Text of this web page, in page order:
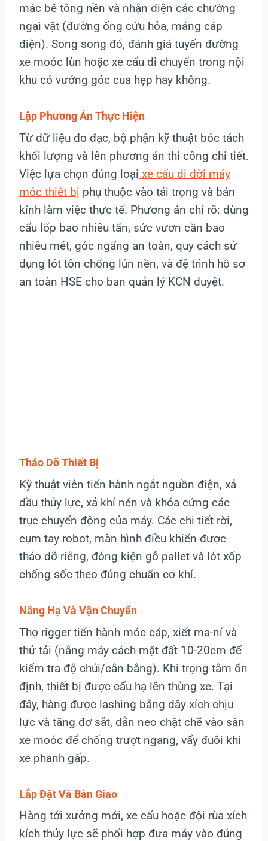
mác bê tông nền và nhận diện các chướng
ngại vật (đường ống cứu hỏa, máng cáp
điện). Song song đó, đánh giá tuyến đường
xe moóc lùn hoặc xe cẩu di chuyển trong nội
khu có vướng góc cua hẹp hay không.
Lập Phương Án Thực Hiện
Từ dữ liệu đo đạc, bộ phận kỹ thuật bóc tách
khối lượng và lên phương án thi công chi tiết.
Việc lựa chọn đúng loại xe cẩu di dời máy
móc thiết bị phụ thuộc vào tải trọng và bán
kính làm việc thực tế. Phương án chỉ rõ: dùng
cẩu lốp bao nhiêu tấn, sức vươn cần bao
nhiêu mét, góc ngẩng an toàn, quy cách sử
dụng lót tôn chống lún nền, và đệ trình hồ sơ
an toàn HSE cho ban quản lý KCN duyệt.
Tháo Dỡ Thiết Bị
Kỹ thuật viên tiến hành ngắt nguồn điện, xả
dầu thủy lực, xả khí nén và khóa cứng các
trục chuyển động của máy. Các chi tiết rời,
cụm tay robot, màn hình điều khiển được
tháo dỡ riêng, đóng kiện gỗ pallet và lót xốp
chống sốc theo đúng chuẩn cơ khí.
Nâng Hạ Và Vận Chuyển
Thợ rigger tiến hành móc cáp, xiết ma-ní và
thử tải (nâng máy cách mặt đất 10-20cm để
kiểm tra độ chúi/cân bằng). Khi trọng tâm ổn
định, thiết bị được cẩu hạ lên thùng xe. Tại
đây, hàng được lashing bằng dây xích chịu
lực và tăng đơ sắt, dằn neo chặt chẽ vào sàn
xe moóc để chống trượt ngang, vẩy đuôi khi
xe phanh gấp.
Lắp Đặt Và Bàn Giao
Hàng tới xưởng mới, xe cẩu hoặc đội rùa xích
kích thủy lực sẽ phối hợp đưa máy vào đúng